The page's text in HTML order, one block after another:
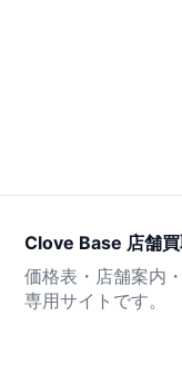
Clove Base 店舗買
価格表・店舗案内
専用サイトです。